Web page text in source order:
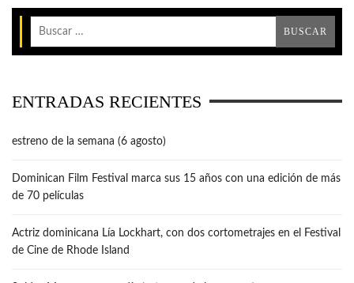
ENTRADAS RECIENTES
estreno de la semana (6 agosto)
Dominican Film Festival marca sus 15 años con una edición de más
de 70 películas
Actriz dominicana Lía Lockhart, con dos cortometrajes en el Festival
de Cine de Rhode Island